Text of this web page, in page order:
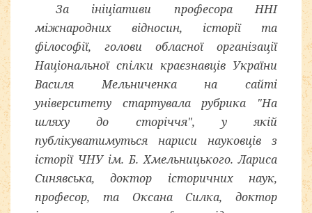
За ініціативи професора ННІ
міжнародних відносин, історії та
філософії, голови обласної організації
Національної спілки краєзнавців України
Василя Мельниченка на сайті
університету стартувала рубрика "На
шляху до сторіччя", у якій
публікуватимуться нариси науковців з
історії ЧНУ ім. Б. Хмельницького. Лариса
Синявська, доктор історичних наук,
професор, та Оксана Силка, доктор